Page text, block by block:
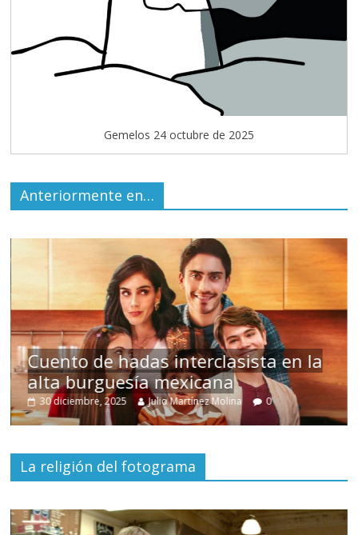
Gemelos 24 octubre de 2025
Anteriormente en…
Cuento de hadas interclasista en la
alta burguesía mexicana
30 diciembre, 2025 Julio Martínez Molina 0
La religión del fotograma